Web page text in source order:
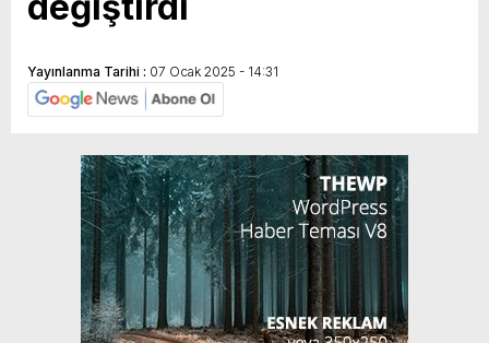
Yayınlanma Tarihi : 07 Ocak 2025 - 14:31